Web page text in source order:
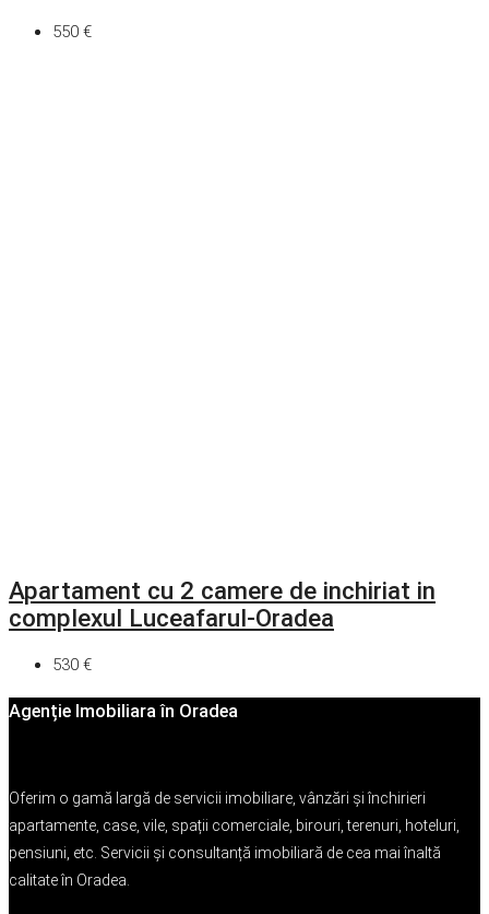
550 €
Apartament cu 2 camere de inchiriat in
complexul Luceafarul-Oradea
530 €
Agenție Imobiliara în Oradea
Oferim o gamă largă de servicii imobiliare, vânzări și închirieri
apartamente, case, vile, spații comerciale, birouri, terenuri, hoteluri,
pensiuni, etc. Servicii și consultanță imobiliară de cea mai înaltă
calitate în Oradea.